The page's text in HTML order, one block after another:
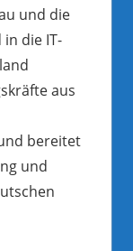
und die
die IT-
aus
bereitet
und